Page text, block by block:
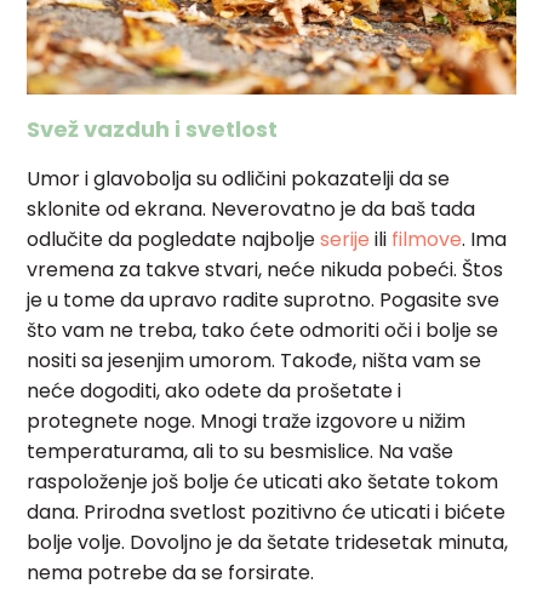
Svež vazduh i svetlost
Umor i glavobolja su odličini pokazatelji da se
sklonite od ekrana. Neverovatno je da baš tada
odlučite da pogledate najboljeserije ili filmove. Ima
vremena za takve stvari, neće nikuda pobeći. Štos
je u tome da upravo radite suprotno. Pogasite sve
što vam ne treba, tako ćete odmoriti oči i bolje se
nositi sa jesenjim umorom. Takođe, ništa vam se
neće dogoditi, ako odete da prošetate i
protegnete noge. Mnogi traže izgovore u nižim
temperaturama, ali to su besmislice. Na vaše
raspoloženje još bolje će uticati ako šetate tokom
dana. Prirodna svetlost pozitivno će uticati i bićete
bolje volje. Dovoljno je da šetate tridesetak minuta,
nema potrebe da se forsirate.